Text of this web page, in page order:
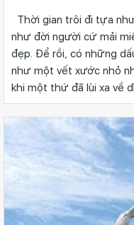
Thời gian trôi đi tựa
như đời người cứ mải
đẹp. Để rồi, có những
như một vết xước nhỏ
khi một thứ đã lùi xa về